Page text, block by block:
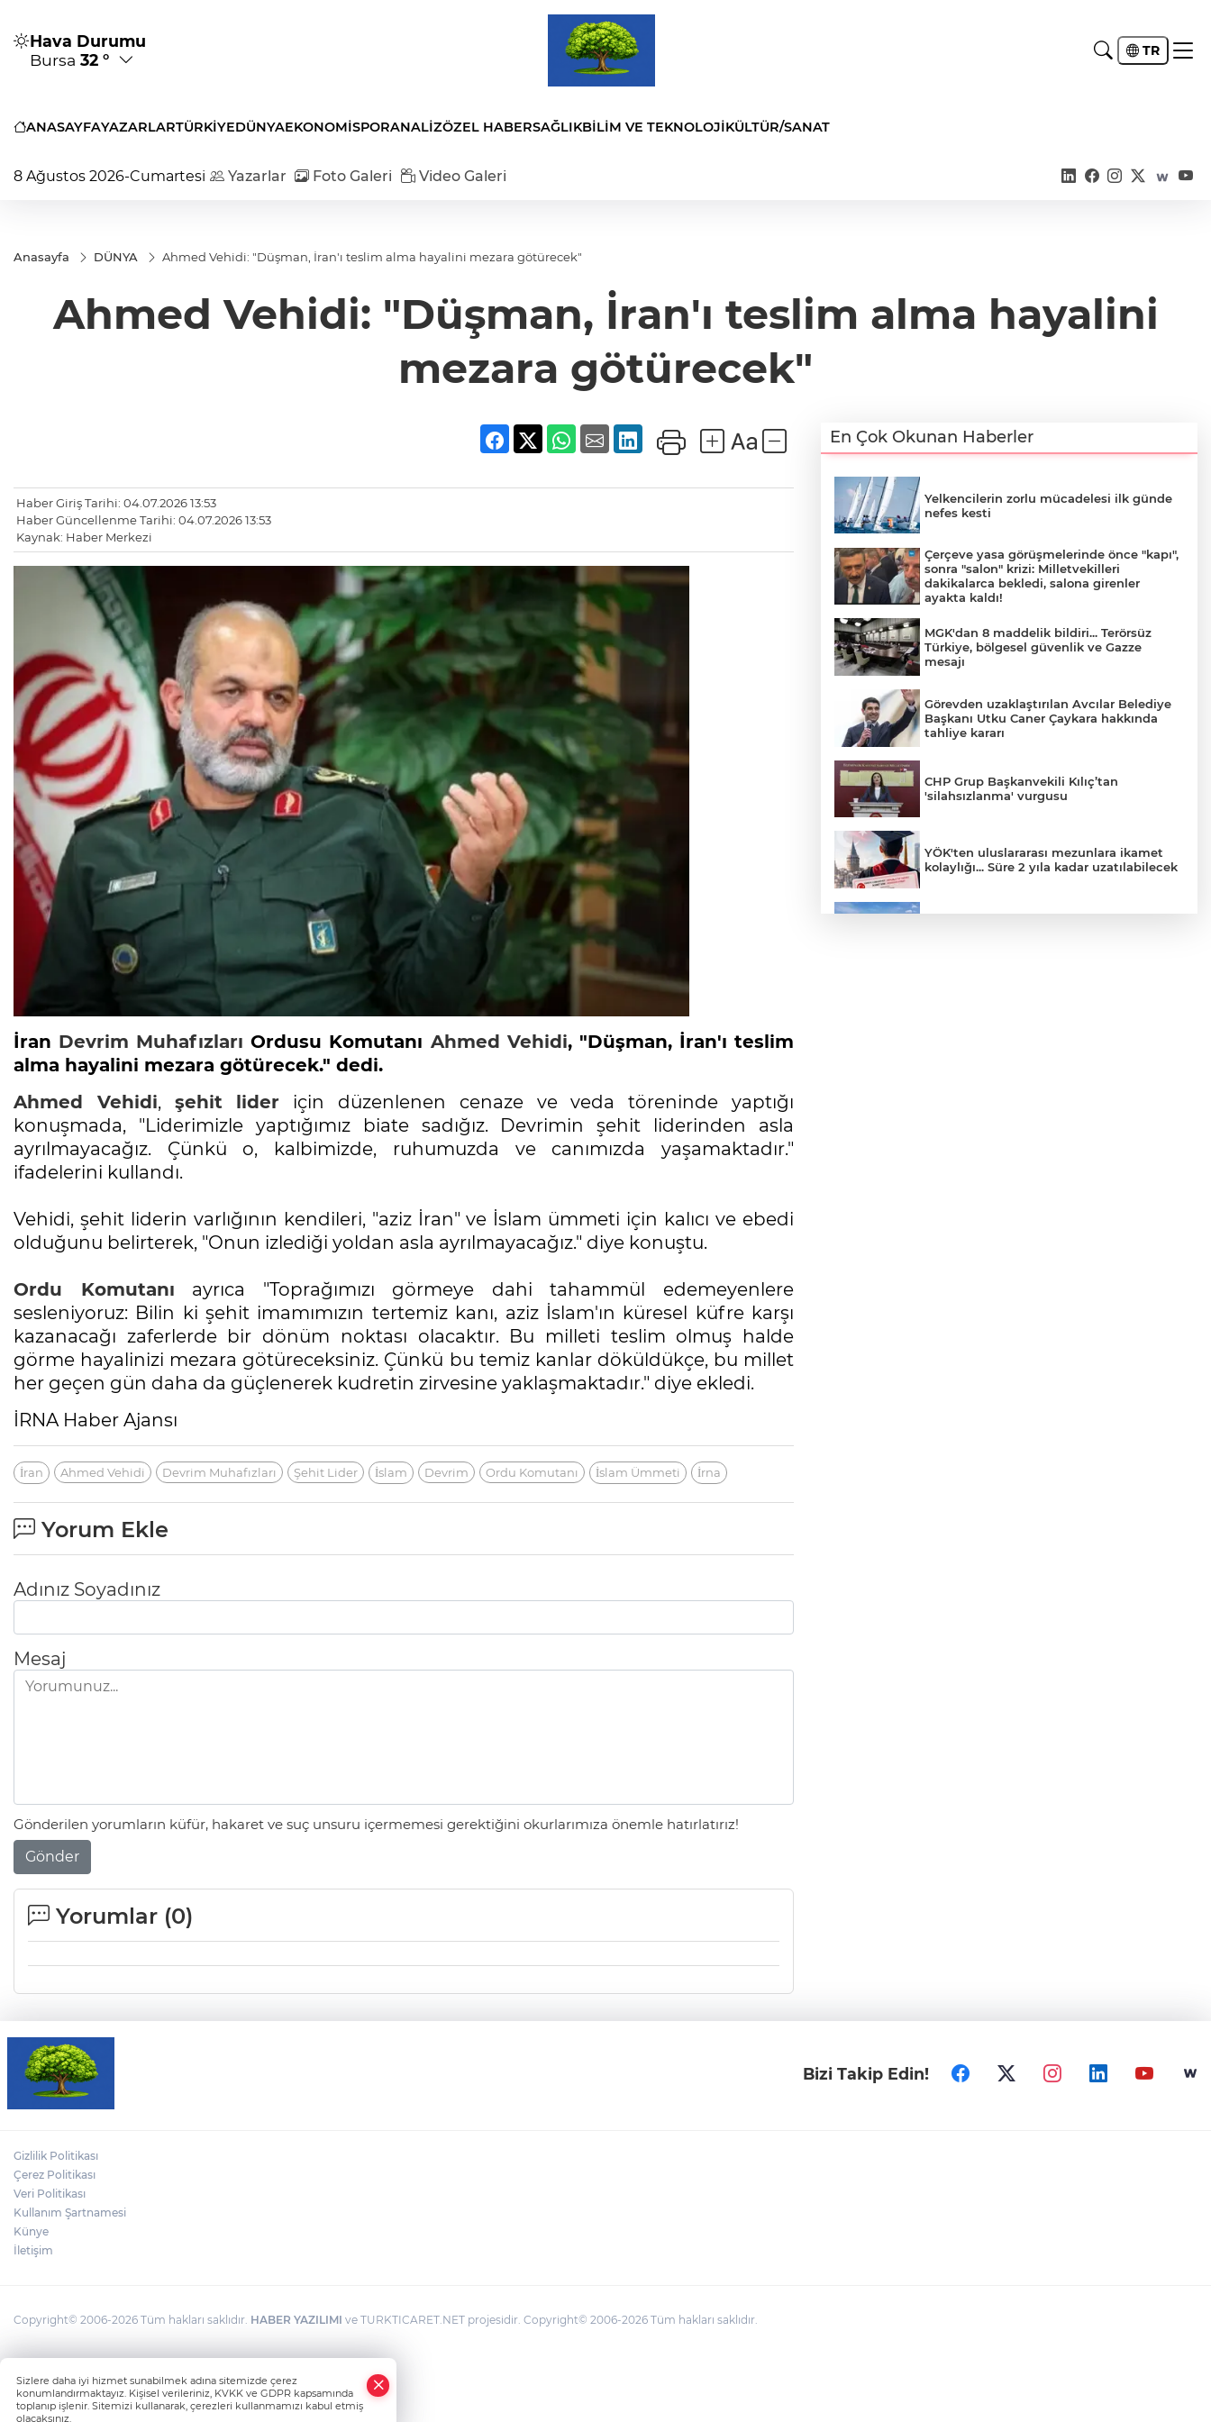
Hava Durumu
Bursa 32 ° TR
ANASAYFAYAZARLARTÜRKİYEDÜNYAEKONOMİSPORANALİZÖZEL HABERSAĞLIKBİLİM VE TEKNOLOJİKÜLTÜR/SANAT
8 Ağustos 2026-Cumartesi Yazarlar Foto Galeri Video Galeri
Anasayfa DÜNYA Ahmed Vehidi: "Düşman, İran'ı teslim alma hayalini mezara götürecek"
Ahmed Vehidi: "Düşman, İran'ı teslim alma hayalini
mezara götürecek"
Haber Giriş Tarihi: 04.07.2026 13:53
Haber Güncellenme Tarihi: 04.07.2026 13:53
Kaynak: Haber Merkezi
İran Devrim Muhafızları Ordusu Komutanı Ahmed Vehidi, "Düşman, İran'ı teslim
alma hayalini mezara götürecek." dedi.
Ahmed Vehidi, şehit lider için düzenlenen cenaze ve veda töreninde yaptığı
konuşmada, "Liderimizle yaptığımız biate sadığız. Devrimin şehit liderinden asla
ayrılmayacağız. Çünkü o, kalbimizde, ruhumuzda ve canımızda yaşamaktadır."
ifadelerini kullandı.
Vehidi, şehit liderin varlığının kendileri, "aziz İran" ve İslam ümmeti için kalıcı ve ebedi
olduğunu belirterek, "Onun izlediği yoldan asla ayrılmayacağız." diye konuştu.
Ordu Komutanı ayrıca "Toprağımızı görmeye dahi tahammül edemeyenlere
sesleniyoruz: Bilin ki şehit imamımızın tertemiz kanı, aziz İslam'ın küresel küfre karşı
kazanacağı zaferlerde bir dönüm noktası olacaktır. Bu milleti teslim olmuş halde
görme hayalinizi mezara götüreceksiniz. Çünkü bu temiz kanlar döküldükçe, bu millet
her geçen gün daha da güçlenerek kudretin zirvesine yaklaşmaktadır." diye ekledi.
İRNA Haber Ajansı
İran Ahmed Vehidi Devrim Muhafızları Şehit Lider İslam Devrim Ordu Komutanı İslam Ümmeti İrna
Yorum Ekle
Adınız Soyadınız
Mesaj
Gönderilen yorumların küfür, hakaret ve suç unsuru içermemesi gerektiğini okurlarımıza önemle hatırlatırız!
Gönder
Yorumlar (0)
En Çok Okunan Haberler
Yelkencilerin zorlu mücadelesi ilk günde
nefes kesti
Çerçeve yasa görüşmelerinde önce "kapı",
sonra "salon" krizi: Milletvekilleri
dakikalarca bekledi, salona girenler
ayakta kaldı!
MGK'dan 8 maddelik bildiri... Terörsüz
Türkiye, bölgesel güvenlik ve Gazze
mesajı
Görevden uzaklaştırılan Avcılar Belediye
Başkanı Utku Caner Çaykara hakkında
tahliye kararı
CHP Grup Başkanvekili Kılıç’tan
'silahsızlanma' vurgusu
YÖK'ten uluslararası mezunlara ikamet
kolaylığı... Süre 2 yıla kadar uzatılabilecek
Bizi Takip Edin!
Gizlilik Politikası
Çerez Politikası
Veri Politikası
Kullanım Şartnamesi
Künye
İletişim
Copyright© 2006-2026 Tüm hakları saklıdır. HABER YAZILIMI ve TURKTICARET.NET projesidir. Copyright© 2006-2026 Tüm hakları saklıdır.
Sizlere daha iyi hizmet sunabilmek adına sitemizde çerez
konumlandırmaktayız. Kişisel verileriniz, KVKK ve GDPR kapsamında
toplanıp işlenir. Sitemizi kullanarak, çerezleri kullanmamızı kabul etmiş
olacaksınız.